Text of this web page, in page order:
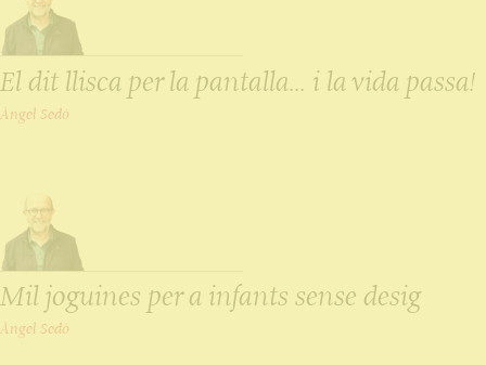
El dit llisca per la pantalla... i la vida passa!
Àngel Sedó
Mil joguines per a infants sense desig
Àngel Sedó